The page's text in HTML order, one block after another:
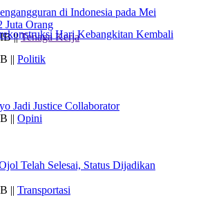
di Indonesia pada Mei
Juta Orang
||Tenaga KerjaHari Kebangkitan Kembali
|| Politik
Jadi Justice Collaborator
|| Opini
Telah Selesai, Status Dijadikan
|| Transportasi